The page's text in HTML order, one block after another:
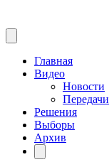
Главная
Видео
Новости
Передачи
Решения
Выборы
Архив